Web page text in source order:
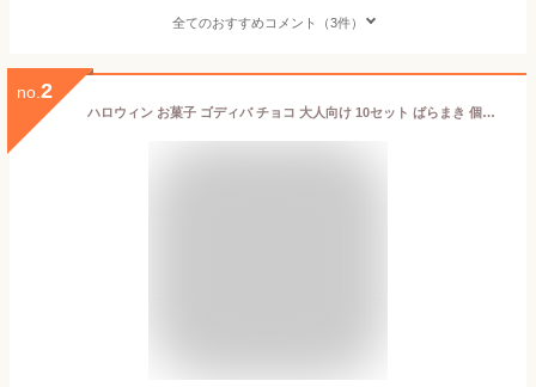
全てのおすすめコメント（3件）
no. 2
ハロウィン お菓子 ゴディバ チョコ 大人向け 10セット ばらまき 個包装 おくばり 詰め合わせ パーティ プチギフト